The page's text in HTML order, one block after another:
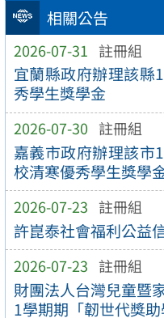
相關公告
2026-07-31 註冊組
宜蘭縣政府辦理該縣
秀學生獎學金
2026-07-30 註冊組
嘉義市政府辦理該市
校清寒優秀學生獎學
2026-07-23 註冊組
許崑泰社會福利公益
2026-07-23 註冊組
財團法人台灣兒童暨
1學期期「韌世代獎助